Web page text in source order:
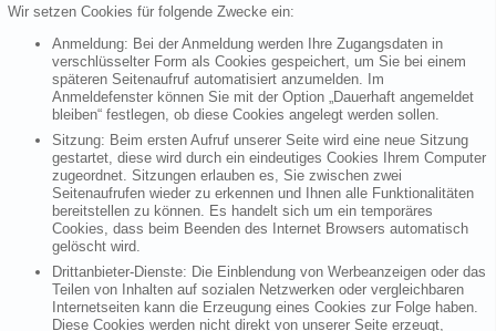
Wir setzen Cookies für folgende Zwecke ein:
Anmeldung: Bei der Anmeldung werden Ihre Zugangsdaten in
verschlüsselter Form als Cookies gespeichert, um Sie bei einem
späteren Seitenaufruf automatisiert anzumelden. Im
Anmeldefenster können Sie mit der Option „Dauerhaft angemeldet
bleiben“ festlegen, ob diese Cookies angelegt werden sollen.
Sitzung: Beim ersten Aufruf unserer Seite wird eine neue Sitzung
gestartet, diese wird durch ein eindeutiges Cookies Ihrem Computer
zugeordnet. Sitzungen erlauben es, Sie zwischen zwei
Seitenaufrufen wieder zu erkennen und Ihnen alle Funktionalitäten
bereitstellen zu können. Es handelt sich um ein temporäres
Cookies, dass beim Beenden des Internet Browsers automatisch
gelöscht wird.
Drittanbieter-Dienste: Die Einblendung von Werbeanzeigen oder das
Teilen von Inhalten auf sozialen Netzwerken oder vergleichbaren
Internetseiten kann die Erzeugung eines Cookies zur Folge haben.
Diese Cookies werden nicht direkt von unserer Seite erzeugt,